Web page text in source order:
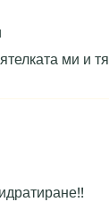
ми и